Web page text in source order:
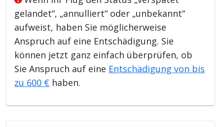
gelandet“, „annulliert“ oder „unbekannt“
aufweist, haben Sie möglicherweise
Anspruch auf eine Entschädigung. Sie
können jetzt ganz einfach überprüfen, ob
Sie Anspruch auf eine Entschädigung von bis
zu 600 € haben.